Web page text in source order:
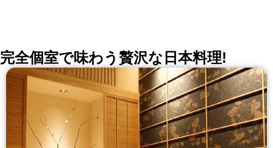
完全個室で味わう贅沢な日本料理!